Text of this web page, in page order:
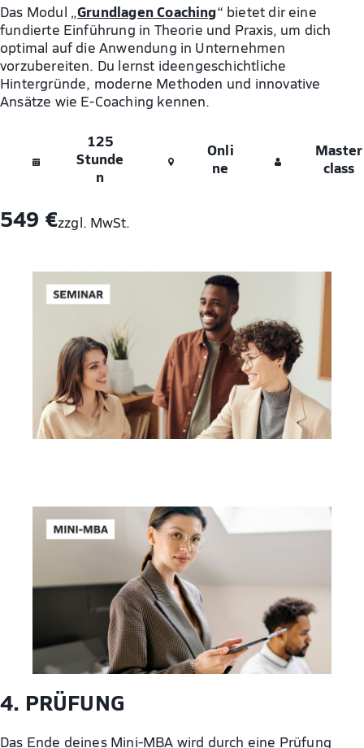
Das Modul „Grundlagen Coaching“ bietet dir eine
fundierte Einführung in Theorie und Praxis, um dich
optimal auf die Anwendung in Unternehmen
vorzubereiten. Du lernst ideengeschichtliche
Hintergründe, moderne Methoden und innovative
Ansätze wie E-Coaching kennen.
125
Stunde
n
Onli
ne
Master
class
549 €zzgl. MwSt.
4. PRÜFUNG
Das Ende deines Mini-MBA wird durch eine Prüfung